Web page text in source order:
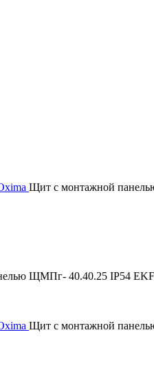
Щит с монтажной
ЩМПг- 40.40.25 IP54 EKF
Щит с монтажной